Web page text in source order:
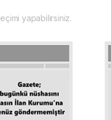
yapabilirsiniz.